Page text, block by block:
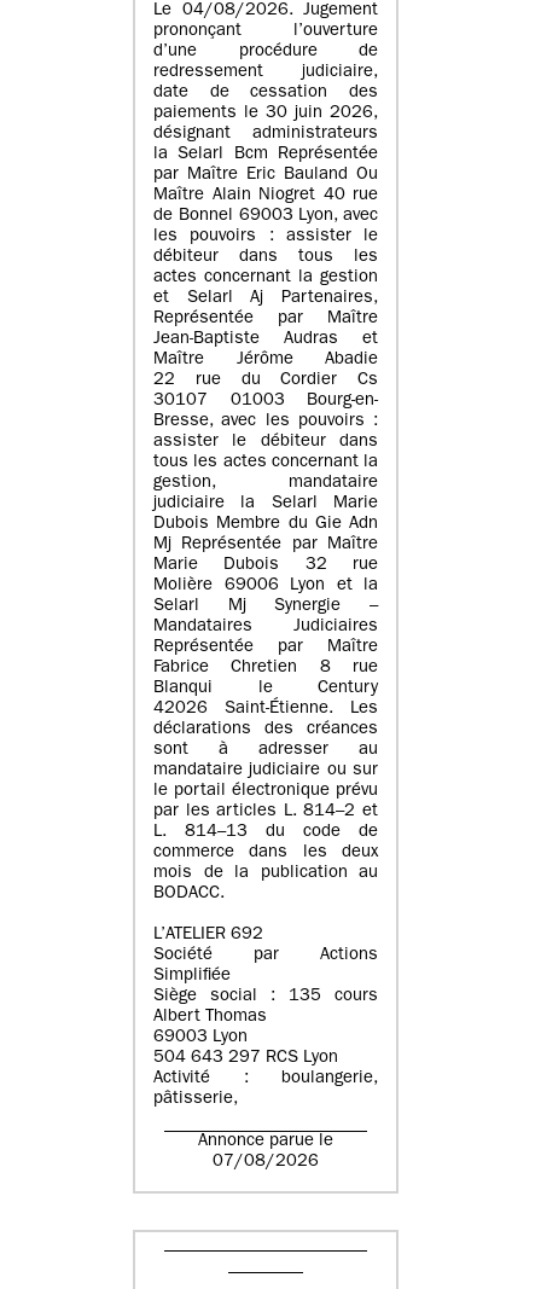
Le 04/08/2026. Jugement
prononçant l’ouverture
d’une procédure de
redressement judiciaire,
date de cessation des
paiements le 30 juin 2026,
désignant administrateurs
la Selarl Bcm Représentée
par Maître Eric Bauland Ou
Maître Alain Niogret 40 rue
de Bonnel 69003 Lyon, avec
les pouvoirs : assister le
débiteur dans tous les
actes concernant la gestion
et Selarl Aj Partenaires,
Représentée par Maître
Jean-Baptiste Audras et
Maître Jérôme Abadie
22 rue du Cordier Cs
30107 01003 Bourg-en-
Bresse, avec les pouvoirs :
assister le débiteur dans
tous les actes concernant la
gestion, mandataire
judiciaire la Selarl Marie
Dubois Membre du Gie Adn
Mj Représentée par Maître
Marie Dubois 32 rue
Molière 69006 Lyon et la
Selarl Mj Synergie –
Mandataires Judiciaires
Représentée par Maître
Fabrice Chretien 8 rue
Blanqui le Century
42026 Saint-Étienne. Les
déclarations des créances
sont à adresser au
mandataire judiciaire ou sur
le portail électronique prévu
par les articles L. 814–2 et
L. 814–13 du code de
commerce dans les deux
mois de la publication au
BODACC.
L’ATELIER 692
Société par Actions
Simplifiée
Siège social : 135 cours
Albert Thomas
69003 Lyon
504 643 297 RCS Lyon
Activité : boulangerie,
pâtisserie,
Annonce parue le
07/08/2026